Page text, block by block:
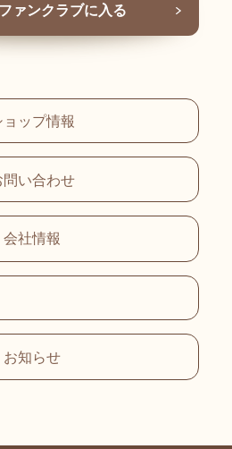
ァンクラブに入る
ョップ情報
問い合わせ
会社情報
お知らせ